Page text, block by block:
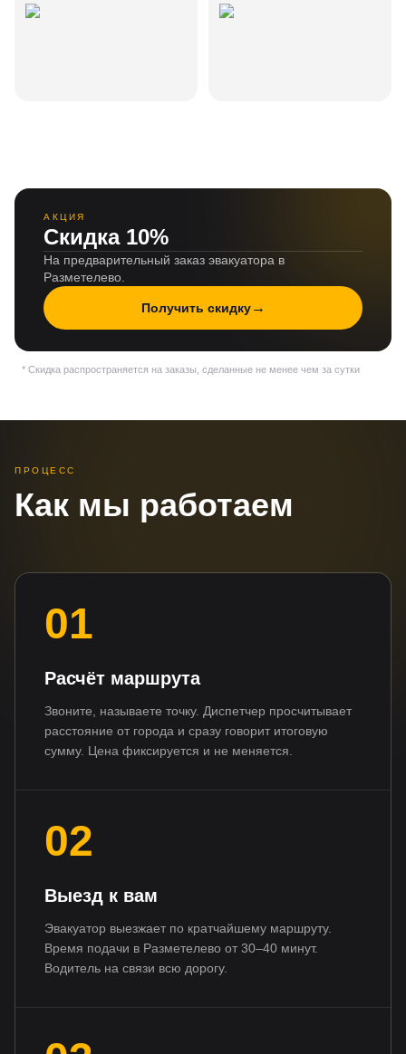
АКЦИЯ
Скидка 10%
На предварительный заказ эвакуатора в
Разметелево.
Получить скидку→
* Скидка распространяется на заказы, сделанные не менее чем за сутки
ПРОЦЕСС
Как мы работаем
01
Расчёт маршрута
Звоните, называете точку. Диспетчер просчитывает
расстояние от города и сразу говорит итоговую
сумму. Цена фиксируется и не меняется.
02
Выезд к вам
Эвакуатор выезжает по кратчайшему маршруту.
Время подачи в Разметелево от 30–40 минут.
Водитель на связи всю дорогу.